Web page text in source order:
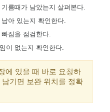
름때가 남았는지 살펴본다.
아 있는지 확인한다.
짐을 점검한다.
이 없는지 확인한다.
에 있을 때 바로 요청하
기면 보완 위치를 정확